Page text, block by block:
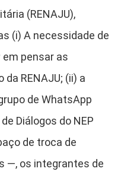
(RENAJU),
(i) A necessidade de
em pensar as
RENAJU; (ii) a
de WhatsApp
Diálogos do NEP
de troca de
—, os integrantes de